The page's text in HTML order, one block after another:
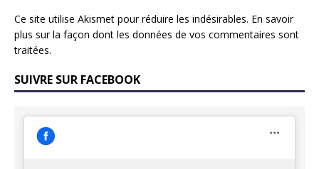
Ce site utilise Akismet pour réduire les indésirables. En savoir
plus sur la façon dont les données de vos commentaires sont
traitées.
SUIVRE SUR FACEBOOK